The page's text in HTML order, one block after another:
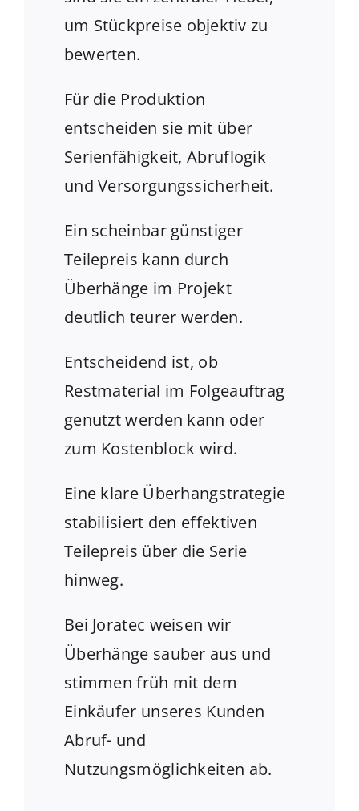
um Stückpreise objektiv zu
bewerten.
Für die Produktion
entscheiden sie mit über
Serienfähigkeit, Abruflogik
und Versorgungssicherheit.
Ein scheinbar günstiger
Teilepreis kann durch
Überhänge im Projekt
deutlich teurer werden.
Entscheidend ist, ob
Restmaterial im Folgeauftrag
genutzt werden kann oder
zum Kostenblock wird.
Eine klare Überhangstrategie
stabilisiert den effektiven
Teilepreis über die Serie
hinweg.
Bei Joratec weisen wir
Überhänge sauber aus und
stimmen früh mit dem
Einkäufer unseres Kunden
Abruf- und
Nutzungsmöglichkeiten ab.